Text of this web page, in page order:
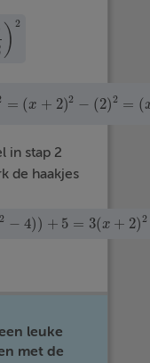
) 2
= (x + 2)2 − (2)2 = (
)2=(x +2 )2− 2)2=(x +2) 2
in stap 2
de haakjes
2 − 4)) + 5 = 3(x + 2)2
+2) 2−4 ))+5 =3 (x+2)2 −12
leuke
met de